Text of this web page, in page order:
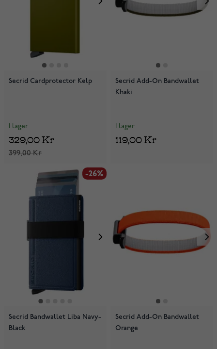
Secrid Cardprotector Kelp
I lager
399,00 Kr
329,00 Kr
Secrid Add-On Bandwallet
Khaki
I lager
119,00 Kr
-26%
Secrid Bandwallet Liba Navy-
Black
Secrid Add-On Bandwallet
Orange